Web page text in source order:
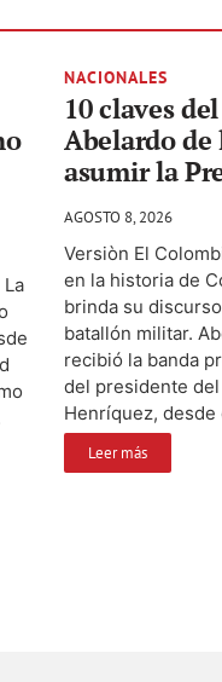
NACIONALES
10 claves
Abelardo de
asumir la
AGOSTO 8, 2026
Versiòn El
en la historia de
brinda su
batallón militar.
recibió la banda
del presidente
Henríquez, desde
Leer más